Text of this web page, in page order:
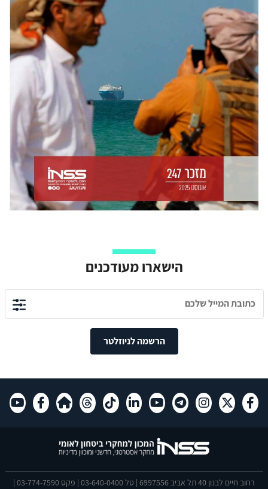
הישארו מעודכנים
הרשמה לניוזלטר
רחוב חיים לבנון 40 תל אביב 6997556 | טל 03-640-0400 | פקס 03-774-7590 |